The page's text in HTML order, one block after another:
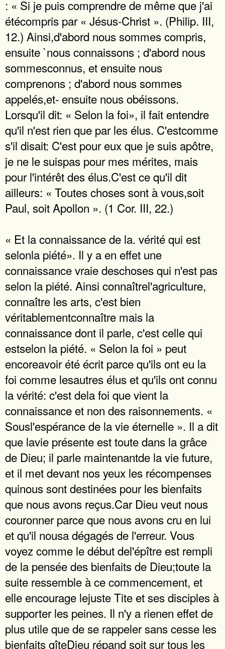
: « Si je puis comprendre de même que j'ai
étécompris par « Jésus-Christ ». (Philip. III,
12.) Ainsi,d'abord nous sommes compris,
ensuite `nous connaissons ; d'abord nous
sommesconnus, et ensuite nous
comprenons ; d'abord nous sommes
appelés,et- ensuite nous obéissons.
Lorsqu'il dit: « Selon la foi», il fait entendre
qu'il n'est rien que par les élus. C'estcomme
s'il disait: C'est pour eux que je suis apôtre,
je ne le suispas pour mes mérites, mais
pour l'intérêt des élus.C'est ce qu'il dit
ailleurs: « Toutes choses sont à vous,soit
Paul, soit Apollon ». (1 Cor. III, 22.)
« Et la connaissance de la. vérité qui est
selonla piété». Il y a en effet une
connaissance vraie deschoses qui n'est pas
selon la piété. Ainsi connaîtrel'agriculture,
connaître les arts, c'est bien
véritablementconnaître mais la
connaissance dont il parle, c'est celle qui
estselon la piété. « Selon la foi » peut
encoreavoir été écrit parce qu'ils ont eu la
foi comme lesautres élus et qu'ils ont connu
la vérité: c'est dela foi que vient la
connaissance et non des raisonnements. «
Sousl'espérance de la vie éternelle ». Il a dit
que lavie présente est toute dans la grâce
de Dieu; il parle maintenantde la vie future,
et il met devant nos yeux les récompenses
quinous sont destinées pour les bienfaits
que nous avons reçus.Car Dieu veut nous
couronner parce que nous avons cru en lui
et qu'il nousa dégagés de l'erreur. Vous
voyez comme le début del'épître est rempli
de la pensée des bienfaits de Dieu;toute la
suite ressemble à ce commencement, et
elle encourage lejuste Tite et ses disciples à
supporter les peines. Il n'y a rienen effet de
plus utile que de se rappeler sans cesse les
bienfaits gîteDieu répand soit sur tous les